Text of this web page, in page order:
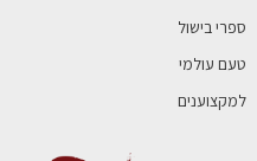
ספרי בישול
טעם עולמי
למקצוענים